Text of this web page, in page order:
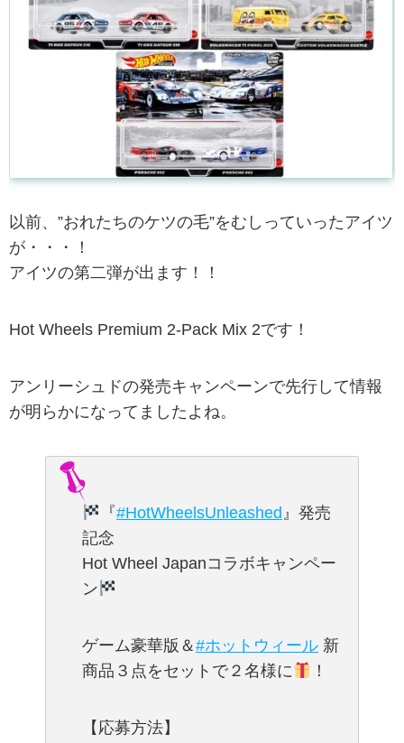
以前、”おれたちのケツの毛”をむしっていったアイツ
が・・・！
アイツの第二弾が出ます！！
Hot Wheels Premium 2-Pack Mix 2です！
アンリーシュドの発売キャンペーンで先行して情報
が明らかになってましたよね。
『#HotWheelsUnleashed 』発売
記念
Hot Wheel Japanコラボキャンペー
ン
ゲーム豪華版＆#ホットウィール 新
商品３点をセットで２名様に
！
【応募方法】